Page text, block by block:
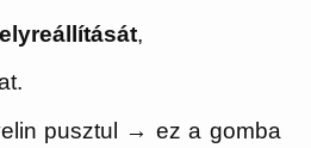
,
pusztul → ez a gomba